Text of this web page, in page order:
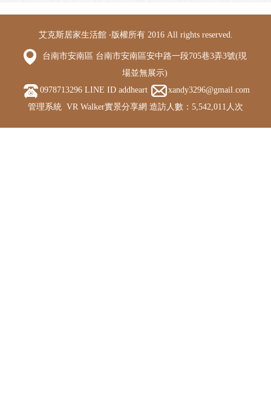
艾克斯居家生活館 ‧版權所有 2016 All rights reserved.
台南市安南區 台南市安南區安中路一段705巷3弄3號(現
場並無展示)
0978713296 LINE ID addheart
xandy3296@gmail.com
管理系統 VR Walker實景分享網 造訪人數：5,542,011人次